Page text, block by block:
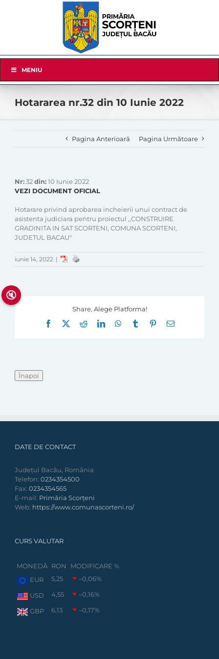
Navigation
MENIU
Hotararea nr.32 din 10 Iunie 2022
Pagina Anterioară Pagina Următoare
Nr:32din:10 Iunie 2022
VEZI DOCUMENT OFICIAL
Hotarare privind aprobarea incheierii unui contract de
asistenta judiciara pentru proiectul ,,CONSTRUIRE
GRADINITA IN SAT SCORTENI, COMUNA SCORTENI,
JUDETUL BACAU"
iunie 14, 2022 |
Share, Alege Platforma!
Facebook
RedditLinkedInWhatsApp
Tumblr Pinterest
E-
DATE DE CONTACT
Județul Bacău, România
Telefon: 0234354500
Fax: 0234354565
E-mail: Primăria Scorțeni
Web: https://www.comunascorteni.ro/
CURS VALUTAR
MONEDĂ RON
MODIFICARE %
EUR
5,25 –0,06%
USD 4,55 –0,16%
GBP 6,13 –0,17%
🔇